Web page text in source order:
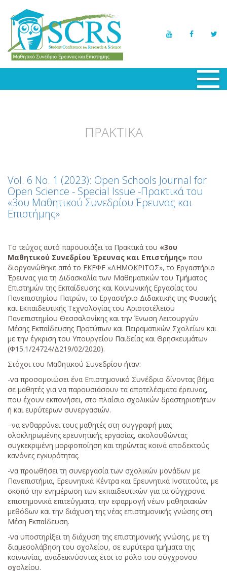
ΠΡΟΓΡΑΜΜΑ
ΣΗΜΑΝΤΙΚΕΣ ΗΜΕΡΟΜΗΝΙΕΣ
ΝΕΑ - ΕΚΔΗΛΩΣΕΙΣ
ΠΡΟΗΓΟΥΜΕΝΑ ΣΥΝΕΔΡΙΑ
ΠΡΑΚΤΙΚΑ
Vol. 6 No. 1 (2023): Open Schools Journal for
Open Science - Special Issue -Πρακτικά του
«3ου Μαθητικού Συνεδρίου Έρευνας και
Επιστήμης»
Το τεύχος αυτό παρουσιάζει τα Πρακτικά του «3ου
Μαθητικού Συνεδρίου Έρευνας και Επιστήμης» που
διοργανώθηκε από το ΕΚΕΦΕ «ΔΗΜΟΚΡΙΤΟΣ», το Εργαστήριο
Έρευνας για τη Διδασκαλία των Μαθηματικών του Τμήματος
Επιστημών της Εκπαίδευσης και Κοινωνικής Εργασίας του
Πανεπιστημίου Πατρών, το Εργαστήριο Διδακτικής της Φυσικής
και Εκπαιδευτικής Τεχνολογίας του Αριστοτέλειου
Πανεπιστημίου Θεσσαλονίκης και την Ένωση Λειτουργών
Μέσης Εκπαίδευσης Προτύπων και Πειραματικών Σχολείων και
με την έγκριση του Υπουργείου Παιδείας και Θρησκευμάτων
(Φ15.1/24724/Δ219/02/2020).
Στόχοι του Μαθητικού Συνεδρίου ήταν:
-να προσομοιώσει ένα Επιστημονικό Συνέδριο δίνοντας βήμα
σε μαθητές για να παρουσιάσουν τα αποτελέσματα έρευνας,
που έχουν εκπονήσει, στο πλαίσιο σχολικών δραστηριοτήτων
ή και ευρύτερων συνεργασιών.
–να ενθαρρύνει τους μαθητές στη συγγραφή μιας
ολοκληρωμένης ερευνητικής εργασίας, ακολουθώντας
συγκεκριμένη μορφοποίηση και τηρώντας κοινά αποδεκτούς
κανόνες εγκυρότητας.
-να προωθήσει τη συνεργασία των σχολικών μονάδων με
Πανεπιστήμια, Ερευνητικά Κέντρα και Ερευνητικά Ινστιτούτα, με
σκοπό την ενημέρωση των εκπαιδευτικών για τα σύγχρονα
επιστημονικά επιτεύγματα, την εφαρμογή νέων μαθησιακών
μεθόδων και την διάχυση της νέας επιστημονικής γνώσης στη
Μέση Εκπαίδευση.
-να υποστηρίξει τη διάχυση της επιστημονικής γνώσης, με τη
διαμεσολάβηση του σχολείου, σε ευρύτερα τμήματα της
κοινωνίας, αναδεικνύοντας έτσι το ρόλο του σύγχρονου
σχολείου.